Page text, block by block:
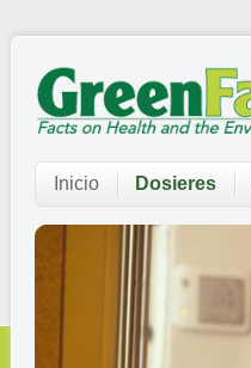
Inicio Dosieres